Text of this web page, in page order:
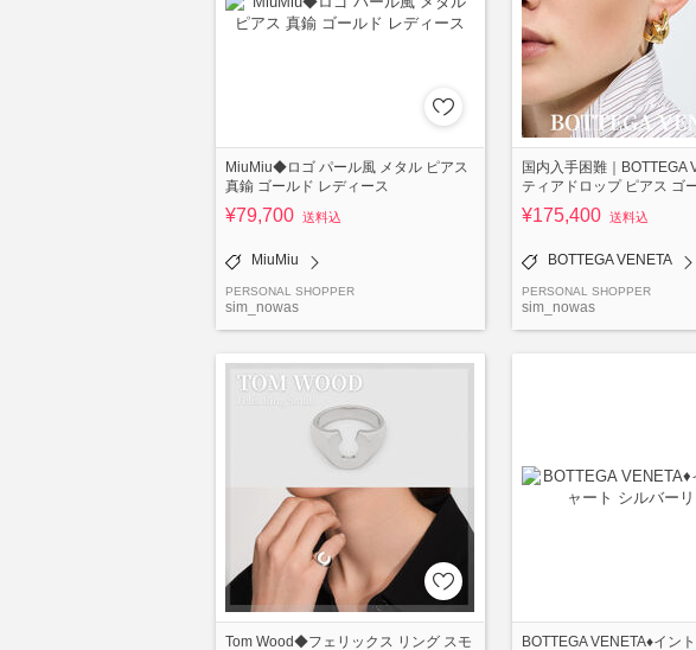
MiuMiu◆ロゴ パール風 メタル ピアス
真鍮 ゴールド レディース
¥79,700 送料込
MiuMiu
PERSONAL SHOPPER
sim_nowas
国内入手困難｜BOTTEGA
ティアドロップ ピアス ゴ
¥175,400 送料込
BOTTEGA VENETA
PERSONAL SHOPPER
sim_nowas
Tom Wood◆フェリックス リング スモ
BOTTEGA VENETA♦イン